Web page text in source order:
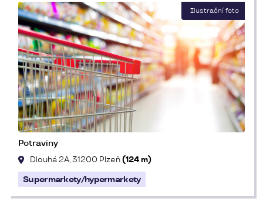
Potraviny
Dlouhá 2A, 31200 Plzeň(124 m)
Supermarkety/hypermarkety